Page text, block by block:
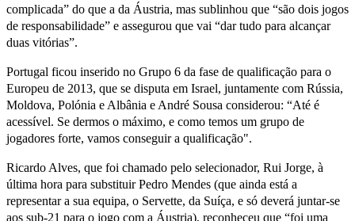
complicada” do que a da Áustria, mas sublinhou que “são dois jogos
de responsabilidade” e assegurou que vai “dar tudo para alcançar
duas vitórias”.
Portugal ficou inserido no Grupo 6 da fase de qualificação para o
Europeu de 2013, que se disputa em Israel, juntamente com Rússia,
Moldova, Polónia e Albânia e André Sousa considerou: “Até é
acessível. Se dermos o máximo, e como temos um grupo de
jogadores forte, vamos conseguir a qualificação".
Ricardo Alves, que foi chamado pelo selecionador, Rui Jorge, à
última hora para substituir Pedro Mendes (que ainda está a
representar a sua equipa, o Servette, da Suíça, e só deverá juntar-se
aos sub-21 para o jogo com a Áustria), reconheceu que “foi uma